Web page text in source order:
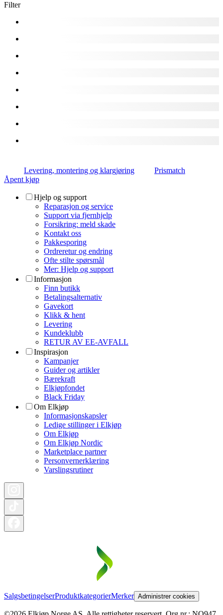
Filter
Levering, montering og klargjøring
Prismatch
Åpent kjøp
Hjelp og support
Reparasjon og service
Support via fjernhjelp
Forsikring: meld skade
Kontakt oss
Pakkesporing
Ordreretur og endring
Ofte stilte spørsmål
Mer: Hjelp og support
Informasjon
Finn butikk
Betalingsalternativ
Gavekort
Klikk & hent
Levering
Kundeklubb
RETUR AV EE-AVFALL
Inspirasjon
Kampanjer
Guider og artikler
Bærekraft
Elkjøpfondet
Black Friday
Om Elkjøp
Informasjonskapsler
Ledige stillinger i Elkjøp
Om Elkjøp
Om Elkjøp Nordic
Marketplace partner
Personvernerklæring
Varslingsrutiner
SalgsbetingelserProduktkategorierMerker Administrer cookies